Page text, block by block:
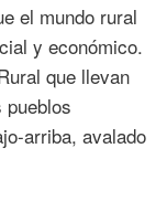
el mundo rural
y económico.
que llevan
arriba, avalado